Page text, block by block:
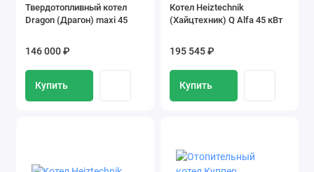
Твердотопливный котел
Dragon (Драгон) maxi 45
146 000 ₽
Купить
Котел Heiztechnik
(Хайцтехник) Q Alfa 45 кВт
195 545 ₽
Купить